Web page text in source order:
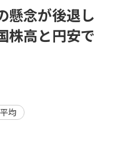
懸念が後退し
高と円安で
均